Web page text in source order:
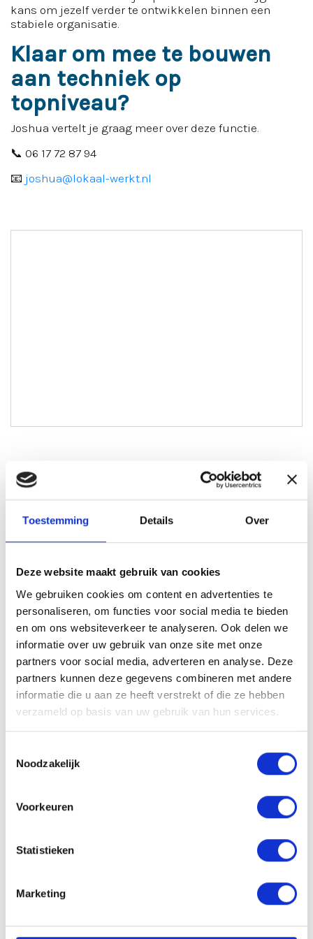
Toestemming Details Over
Deze website maakt gebruik van cookies
We gebruiken cookies om content en advertenties te
personaliseren, om functies voor social media te bieden
en om ons websiteverkeer te analyseren. Ook delen we
informatie over uw gebruik van onze site met onze
partners voor social media, adverteren en analyse. Deze
partners kunnen deze gegevens combineren met andere
informatie die u aan ze heeft verstrekt of die ze hebben
verzameld op basis van uw gebruik van hun services.
Noodzakelijk
Voorkeuren
Statistieken
Marketing
kans om jezelf verder te ontwikkelen binnen een
stabiele organisatie.
Klaar om mee te bouwen
aan techniek op
topniveau?
Joshua vertelt je graag meer over deze functie.
📞 06 17 72 87 94
📧 joshua@lokaal-werkt.nl
Joshua Claessen
0617728794
Solliciteren
VACATURE DELEN
Sollicitatieprocedure